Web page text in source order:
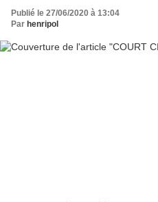
Publié le 27/06/2020 à 13:04
Par henripol